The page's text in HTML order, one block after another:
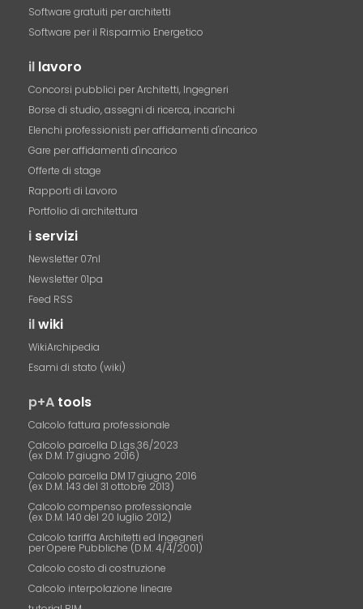
Software gratuiti per architetti
Software per il Risparmio Energetico
il lavoro
Concorsi pubblici per Architetti, Ingegneri
Borse di studio, assegni di ricerca, incarichi
Elenchi professionisti per affidamenti d'incarico
Gare per affidamenti d'incarico
Offerte di stage
Rapporti di Lavoro
Portfolio di architettura
i servizi
Newsletter 07nl
Newsletter 01pa
Feed RSS
ilwiki
WikiArchipedia
Esami di stato (wiki)
p+A tools
Calcolo fattura professionale
Calcolo parcella D.Lgs.36/2023
(ex D.M. 17 giugno 2016)
Calcolo parcella DM 17 giugno 2016
(ex D.M. 143 del 31 ottobre 2013)
Calcolo compenso professionale
(ex D.M. 140 del 20 luglio 2012)
Calcolo tariffa Architetti ed Ingegneri
per Opere Pubbliche (D.M. 4/4/2001)
Calcolo costo di costruzione
Calcolo interpolazione lineare